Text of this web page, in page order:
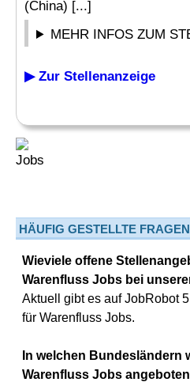
(China) [...]
MEHR INFOS ZUM
▶ Zur Stellenanzeige
HÄUFIG GESTELLTE FRAGEN
Wieviele offene
Warenfluss Jobs bei
Aktuell gibt es auf JobRobot
für Warenfluss Jobs.
In welchen Bundesländern
Warenfluss Jobs